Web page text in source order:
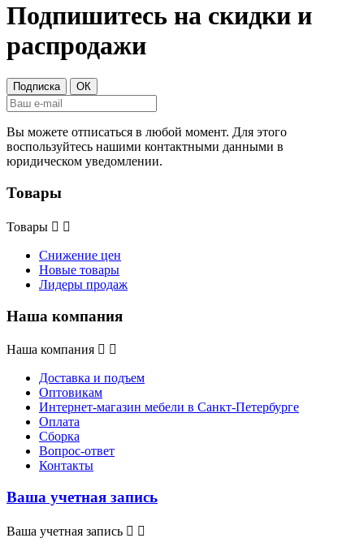
Подпишитесь на скидки и
распродажи
Вы можете отписаться в любой момент. Для этого
воспользуйтесь нашими контактными данными в
юридическом уведомлении.
Товары
Товары  
Снижение цен
Новые товары
Лидеры продаж
Наша компания
Наша компания  
Доставка и подъем
Оптовикам
Интернет-магазин мебели в Санкт-Петербурге
Оплата
Сборка
Вопрос-ответ
Контакты
Ваша учетная запись
Ваша учетная запись  